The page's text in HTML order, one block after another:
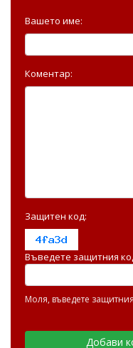
Вашето име:
Коментар:
Защитен код:
Въведете защитния
Моля, въведете